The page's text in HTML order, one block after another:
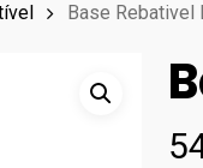
Base Rebativel